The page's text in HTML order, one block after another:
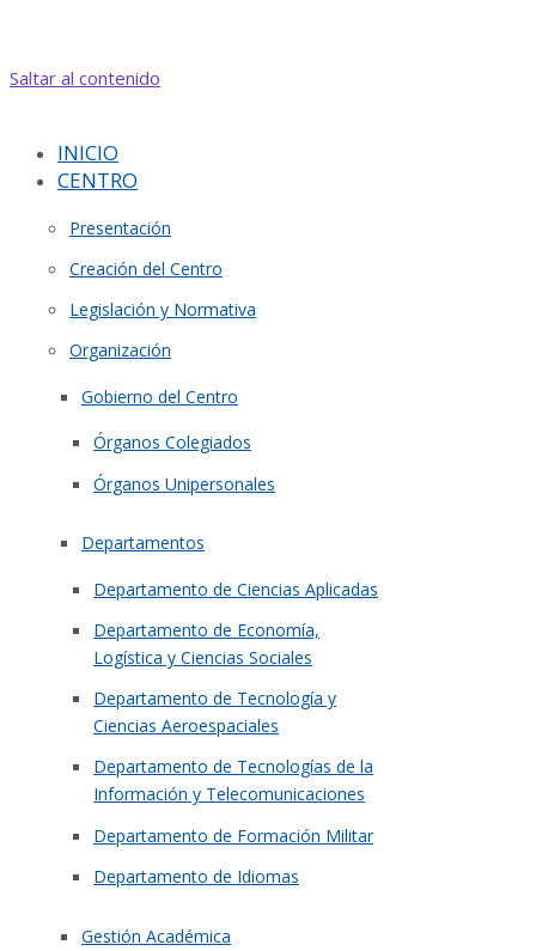
Saltar al contenido
INICIO
CENTRO
Presentación
Creación del Centro
Legislación y Normativa
Organización
Gobierno del Centro
Órganos Colegiados
Órganos Unipersonales
Departamentos
Departamento de Ciencias Aplicadas
Departamento de Economía,
Logística y Ciencias Sociales
Departamento de Tecnología y
Ciencias Aeroespaciales
Departamento de Tecnologías de la
Información y Telecomunicaciones
Departamento de Formación Militar
Departamento de Idiomas
Gestión Académica